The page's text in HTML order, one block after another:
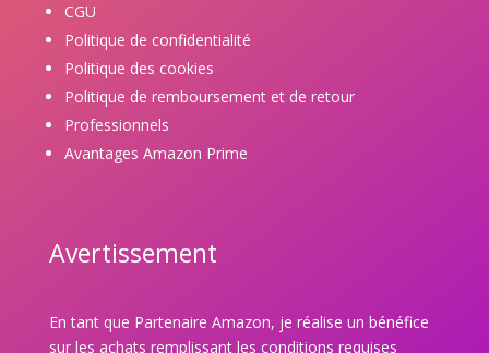
CGU
Politique de confidentialité
Politique des cookies
Politique de remboursement et de retour
Professionnels
Avantages Amazon Prime
Avertissement
En tant que Partenaire Amazon, je réalise un bénéfice
sur les achats remplissant les conditions requises